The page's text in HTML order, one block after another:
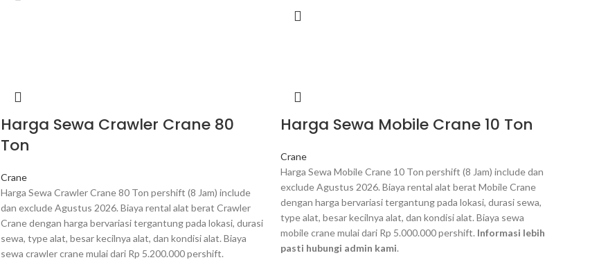
Harga Sewa Crawler Crane 80
Ton
Crane
Harga Sewa Crawler Crane 80 Ton pershift (8 Jam) include
dan exclude Agustus 2026. Biaya rental alat berat Crawler
Crane dengan harga bervariasi tergantung pada lokasi, durasi
sewa, type alat, besar kecilnya alat, dan kondisi alat. Biaya
sewa crawler crane mulai dari Rp 5.200.000 pershift.
Harga Sewa Mobile Crane 10 Ton
Crane
Harga Sewa Mobile Crane 10 Ton pershift (8 Jam) include dan
exclude Agustus 2026. Biaya rental alat berat Mobile Crane
dengan harga bervariasi tergantung pada lokasi, durasi sewa,
type alat, besar kecilnya alat, dan kondisi alat. Biaya sewa
mobile crane mulai dari Rp 5.000.000 pershift. Informasi lebih
pasti hubungi admin kami.